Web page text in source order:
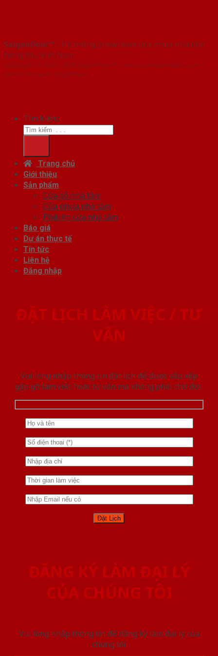
SaigonDoor™ - Hệ thống Showroom cửa nhựa nhà tắm
hàng đầu Việt Nam
Copyright ⓒ 2016 – 2026 SaigonDoor™ - www.cuanhuanhatam.com |
Đơn vị chủ quản SaigonDoor
Tìm kiếm:
Trang chủ
Giới thiệu
Sản phẩm
Cửa gỗ nhà tắm
Cửa nhựa nhà tắm
Phụ kiện cửa nhà tắm
Báo giá
Dự án thực tế
Tin tức
Liên hệ
Đăng nhập
ĐẶT LỊCH LÀM VIỆC / TƯ
VẤN
Vui lòng nhập thông tin đặt lịch để được sắp xếp
gặp gỡ làm việc hoăc tư vấn mà không phải chờ đợi.
ĐĂNG KÝ LÀM ĐẠI LÝ
CỦA CHÚNG TÔI
Vui lòng nhập thông tin để đăng ký làm đại lý của
chúng tôi